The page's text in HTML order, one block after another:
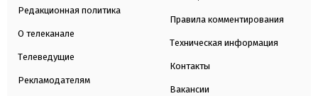
Редакционная политика
О телеканале
Телеведущие
Рекламодателям
Правила комментирования
Техническая информация
Контакты
Вакансии